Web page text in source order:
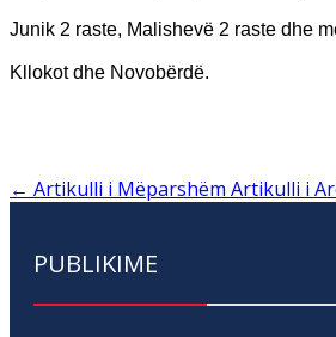
Junik 2 raste, Malishevë 2 raste dhe
Kllokot dhe Novobërdë.
← Artikulli i Mëparshëm Artikulli i
PUBLIKIME